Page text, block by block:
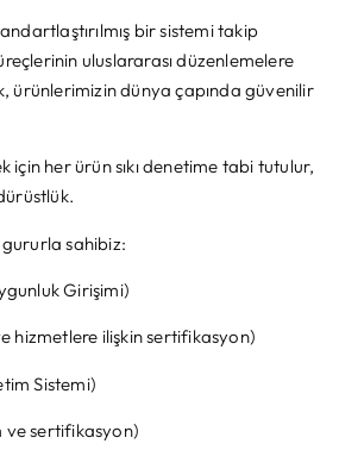
bir sistemi takip
uluslararası düzenlemelere
ürünlerimizin dünya çapında güvenilir
her ürün sıkı denetime tabi tutulur,
sahibiz:
Girişimi)
hizmetlere ilişkin sertifikasyon)
Sistemi)
ve sertifikasyon)